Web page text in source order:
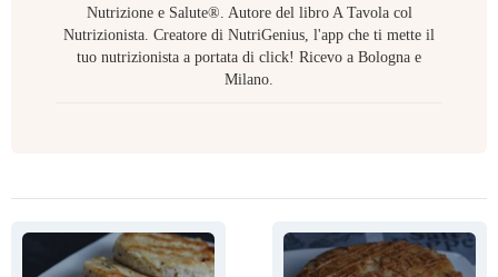
Nutrizione e Salute®. Autore del libro A Tavola col
Nutrizionista. Creatore di NutriGenius, l'app che ti mette il
tuo nutrizionista a portata di click! Ricevo a Bologna e
Milano.